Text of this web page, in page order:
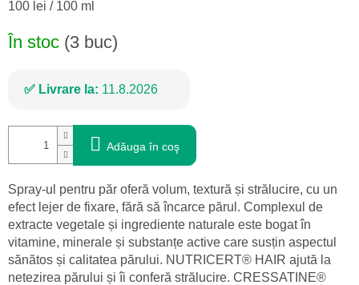
Evaluare
100 lei / 100 ml
În stoc (3 buc)
Livrare la: 11.8.2026
Adăuga în coş
Spray-ul pentru păr oferă volum, textură și strălucire, cu un
efect lejer de fixare, fără să încarce părul. Complexul de
extracte vegetale și ingrediente naturale este bogat în
vitamine, minerale și substanțe active care susțin aspectul
sănătos și calitatea părului. NUTRICERT® HAIR ajută la
netezirea părului și îi conferă strălucire. CRESSATINE®